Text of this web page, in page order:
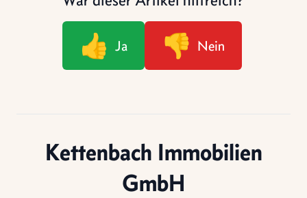
👍 Ja 👎 Nein
Kettenbach Immobilien
GmbH